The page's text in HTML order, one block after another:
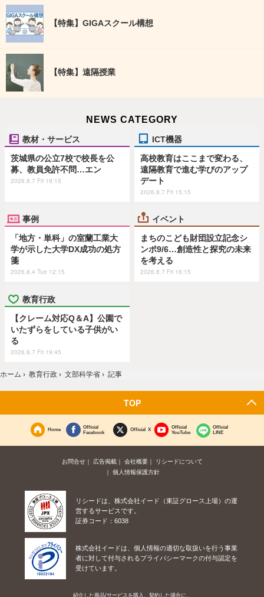
【特集】GIGAスクール構想
【特集】遠隔授業
NEWS CATEGORY
教材・サービス
茨城県の公立7校で校長を公
募、教員免許不問…エン
2026.8.7 Fri 19:15
ICT機器
高校教育はここまで変わる、
遠隔教育で進む学びのアップ
デート
2026.8.7 Fri 15:15
事例
「地方・単科」の室蘭工業大
学が示した大学DX成功の処方
箋
2026.8.4 Tue 12:15
イベント
まちのこども財団設立記念シ
ンポ9/6…創造性と探究の未来
を考える
2026.8.7 Fri 16:15
教育行政
【クレーム対応Q＆A】公園で
いたずらをしている子供がい
る
2026.8.7 Fri 19:45
ホーム › 教育行政 › 文部科学省 › 記事
TOP
Home
Official
Facebook
Official X
Official
YouTube
Official
LINE
お問合せ 広告掲載 会社概要
リシードについて
個人情報保護方針
リシードは、株式会社イード（東証グロース上場）の運
営するサービスです。
証券コード：6038
株式会社イードは、個人情報の適切な取扱いを行う事業
者に対して付与されるプライバシーマークの付与認定を
受けています。
紹介した商品/サービスを購入、契約した場合に、